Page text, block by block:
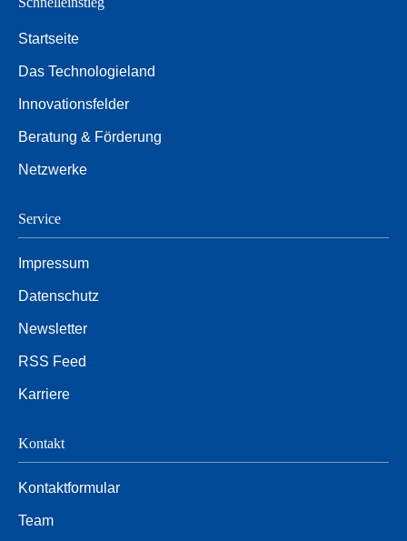
Startseite
Das Technologieland
Innovationsfelder
Beratung & Förderung
Netzwerke
Service
Impressum
Datenschutz
Newsletter
RSS Feed
Karriere
Kontakt
Kontaktformular
Team